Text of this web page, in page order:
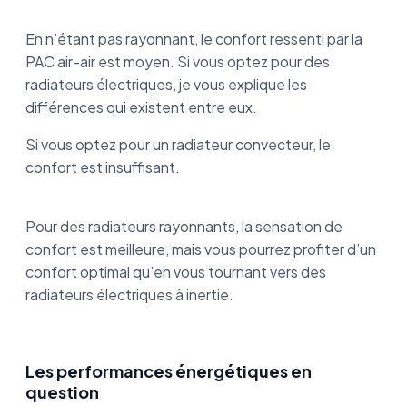
En n’étant pas rayonnant, le confort ressenti par la
PAC air-air est moyen. Si vous optez pour des
radiateurs électriques, je vous explique les
différences qui existent entre eux.
Si vous optez pour un radiateur convecteur, le
confort est insuffisant.
Pour des radiateurs rayonnants, la sensation de
confort est meilleure, mais vous pourrez profiter d’un
confort optimal qu’en vous tournant vers des
radiateurs électriques à inertie.
Les performances énergétiques en
question